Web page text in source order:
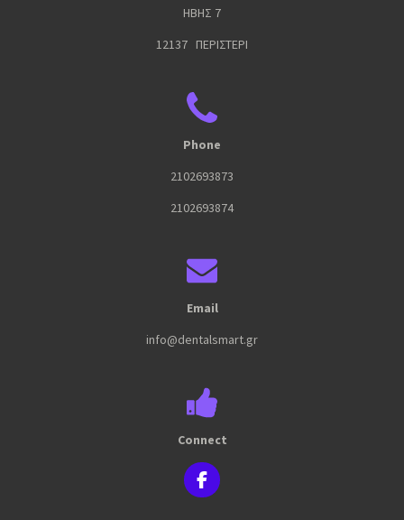
ΗΒΗΣ 7
12137 ΠΕΡΙΣΤΕΡΙ
Phone
2102693873
2102693874
Email
info@dentalsmart.gr
Connect
F
a